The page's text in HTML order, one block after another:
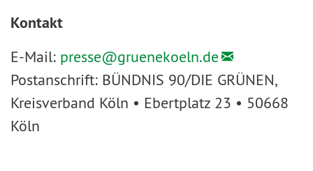
Kontakt
E-Mail: presse@gruenekoeln.de
Postanschrift: BÜNDNIS 90/DIE GRÜNEN,
Kreisverband Köln • Ebertplatz 23 • 50668
Köln